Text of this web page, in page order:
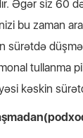
Əgər siz 60
bu zaman
sürətdə
tullanma
kəskin